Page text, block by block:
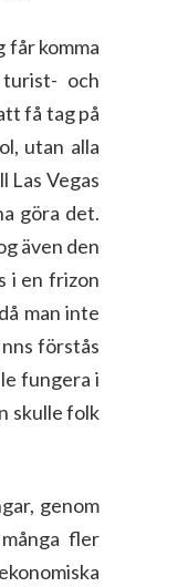
får komma
och
få tag på
utan alla
Las Vegas
göra det.
även den
i en frizon
man inte
förstås
fungera i
skulle folk
genom
fler